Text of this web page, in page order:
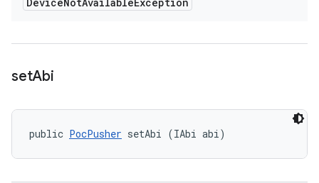
setAbi
public PocPusher setAbi (IAbi abi)